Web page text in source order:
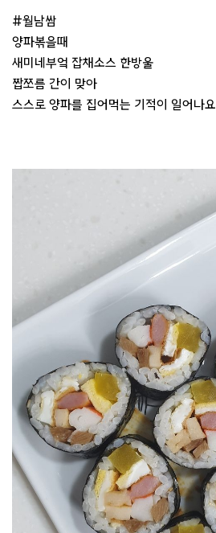
#월남쌈
양파볶을때
새미네부엌 잡채소스 한방울
짭쪼름 간이 맞아
스스로 양파를 집어먹는 기적이 일어나요